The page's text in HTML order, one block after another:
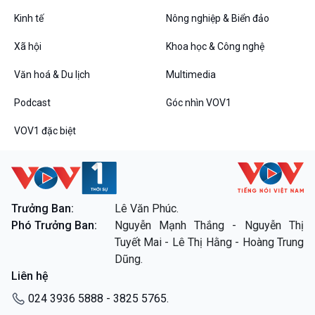
360 độ Sức khỏe
Tài nguyên và Môi trường
Chuyên gia của bạn
Xã hội chuyển động
Bước chân đến trường
Kết nối công nghệ
khí hậu
Văn hoá & Du lịch
Chát với người nổi tiếng
Câu chuyện Thể thao
Podcast
Góc nhìn VOV1
Bình luận
Kinh tế Nông nghiệp & Biển đảo
Xã hội Khoa học & Công nghệ
Văn hoá & Du lịch Multimedia
Podcast Góc nhìn VOV1
VOV1 đặc biệt
Trưởng Ban:
Lê Văn Phúc.
Phó Trưởng Ban:
Nguyễn Mạnh Thắng - Nguyễn Thị
Tuyết Mai - Lê Thị Hằng - Hoàng Trung
Dũng.
Liên hệ
024 3936 5888 - 3825 5765.